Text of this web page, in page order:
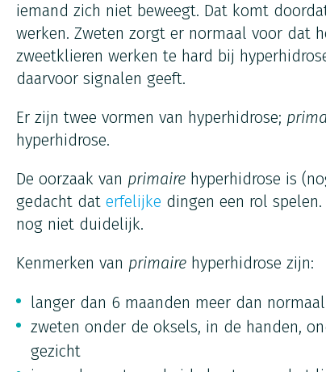
iemand zich niet beweegt. Dat komt
werken. Zweten zorgt er normaal voor dat
zweetklieren werken te hard bij
daarvoor signalen geeft.
Er zijn twee vormen van hyperhidrose;
hyperhidrose.
De oorzaak van primairehyperhidrose is
gedacht dat erfelijke dingen een rol
nog niet duidelijk.
Kenmerken van primairehyperhidrose zijn:
langer dan 6 maanden meer dan
zweten onder de oksels, in de handen,
gezicht